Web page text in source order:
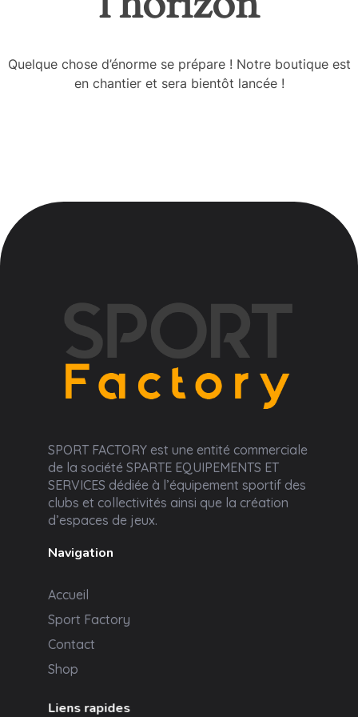
Quelque chose d’énorme se prépare ! Notre boutique est
en chantier et sera bientôt lancée !
SPORT FACTORY est une entité commerciale
de la société SPARTE EQUIPEMENTS ET
SERVICES dédiée à l’équipement sportif des
clubs et collectivités ainsi que la création
d’espaces de jeux.
Navigation
Accueil
Sport Factory
Contact
Shop
Liens rapides